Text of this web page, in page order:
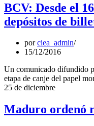
BCV: Desde el
depósitos de
porciea_admin
15/12/2016
Un comunicado difundido
etapa de canje del papel
25 de diciembre
Maduro ordenó